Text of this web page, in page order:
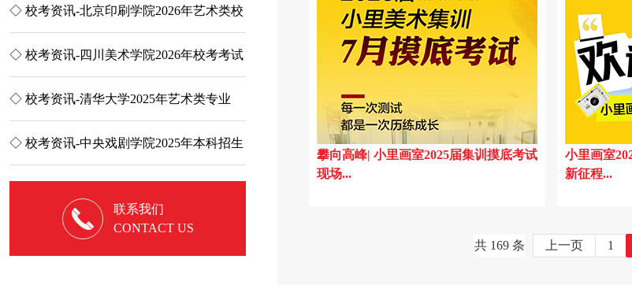
简章
◇ 校考资讯-北京印刷学院2026年艺术类校
考考试大纲
◇ 校考资讯-四川美术学院2026年校考考试
说明
◇ 校考资讯-清华大学2025年艺术类专业
（美术学院）本科招...
◇ 校考资讯-中央戏剧学院2025年本科招生
◇ 执笔为戟，破茧成蝶| 小里画室集训校区
◇ High翻天、解压、惊悚，万圣节狂欢
夜，让你感受不一样...
◇ 追梦征途| 2024年湖北省美术小联考：小
里画室征战万人...
◇ 鲤跃龙门：小鲤鱼征战湖北2024年美术
◇ 平安喜乐，小里画室与
◇ 小里画室狂欢派对：考
松迎接2024美术联...
◇ 72小时，42副作品，小
Battle联考改革!
◇ 小里画室8月集体生日
联系我们
CONTACT US
攀向高峰| 小里画室2025届集训摸底考试
现场...
小里画室
新征程...
共 169 条 上一页 1